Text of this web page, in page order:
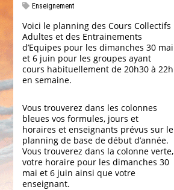
Enseignement
Voici le planning des Cours Collectifs
Adultes et des Entrainements
d’Equipes pour les dimanches 30 mai
et 6 juin pour les groupes ayant
cours habituellement de 20h30 à 22h
en semaine.
Vous trouverez dans les colonnes
bleues vos formules, jours et
horaires et enseignants prévus sur le
planning de base de début d’année.
Vous trouverez dans la colonne verte,
votre horaire pour les dimanches 30
mai et 6 juin ainsi que votre
enseignant.